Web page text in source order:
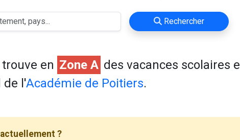
Rechercher
trouve en Zone A des vacances scolaires
de l'Académie de Poitiers.
?